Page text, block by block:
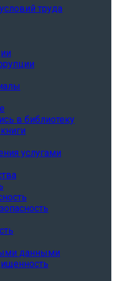
труда
в библиотеку
услугами
данными